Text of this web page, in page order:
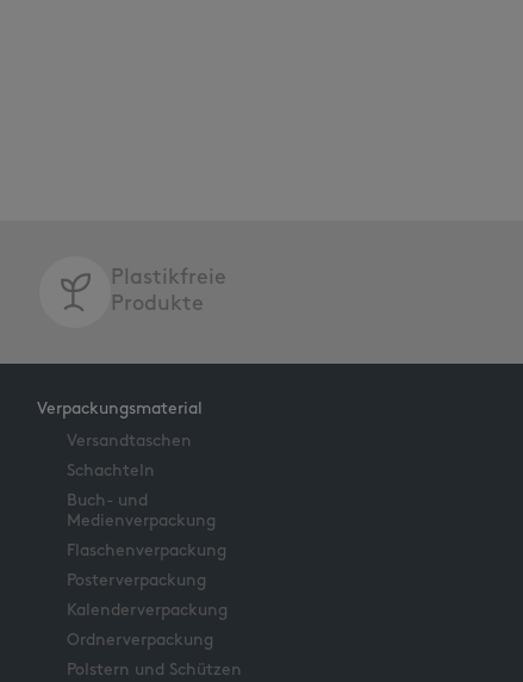
Plastikfreie
Produkte
Verpackungsmaterial
Versandtaschen
Schachteln
Buch- und
Medienverpackung
Flaschenverpackung
Posterverpackung
Kalenderverpackung
Ordnerverpackung
Polstern und Schützen